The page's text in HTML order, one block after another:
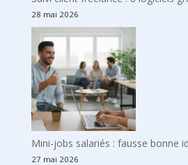
28 mai 2026
Mini-jobs salariés : fausse bonne
27 mai 2026